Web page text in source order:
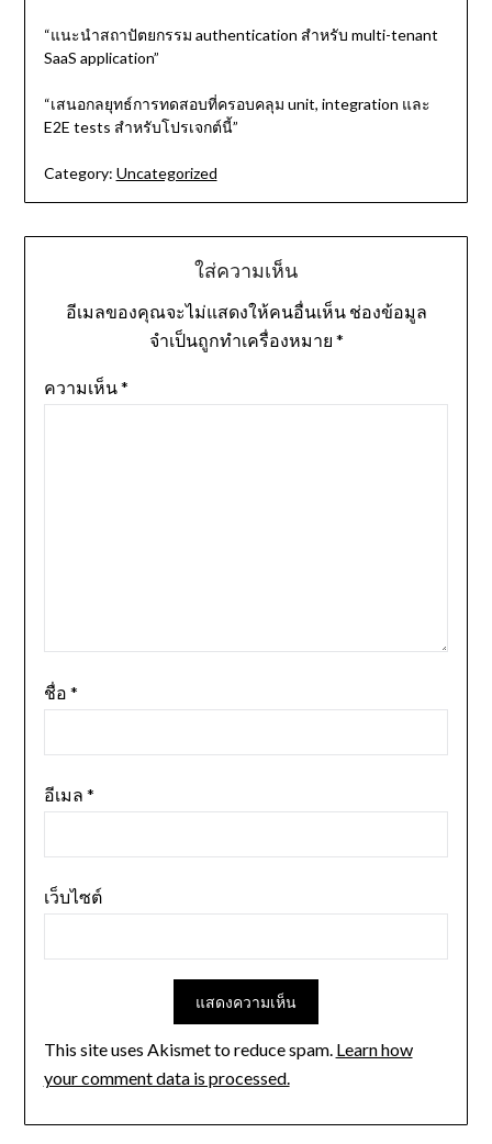
“แนะนำสถาปัตยกรรม authentication สำหรับ multi-tenant
SaaS application”
“เสนอกลยุทธ์การทดสอบที่ครอบคลุม unit, integration และ
E2E tests สำหรับโปรเจกต์นี้”
Category: Uncategorized
ใส่ความเห็น
อีเมลของคุณจะไม่แสดงให้คนอื่นเห็น ช่องข้อมูล
จำเป็นถูกทำเครื่องหมาย *
ความเห็น*
ชื่อ *
อีเมล *
เว็บไซต์
This site uses Akismet to reduce spam. Learn how
your comment data is processed.